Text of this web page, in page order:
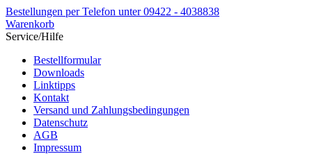
Bestellungen per Telefon unter 09422 - 4038838
Warenkorb
Service/Hilfe
Bestellformular
Downloads
Linktipps
Kontakt
Versand und Zahlungsbedingungen
Datenschutz
AGB
Impressum